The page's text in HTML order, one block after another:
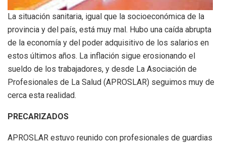
La situación sanitaria, igual que la socioeconómica de la
provincia y del país, está muy mal. Hubo una caída abrupta
de la economía y del poder adquisitivo de los salarios en
estos últimos años. La inflación sigue erosionando el
sueldo de los trabajadores, y desde La Asociación de
Profesionales de La Salud (APROSLAR) seguimos muy de
cerca esta realidad.
PRECARIZADOS
APROSLAR estuvo reunido con profesionales de guardias